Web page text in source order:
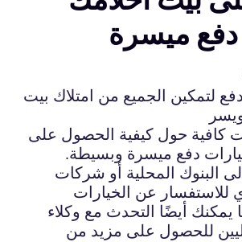
دفع ميسرة
لتمكين الجميع من امتلاك بيت
كافية حول كيفية الحصول على
دفع ميسرة وبسيطة.
البنوك المحلية أو شركات
للاستفسار عن الخيارات
يمكنك أيضًا التحدث مع وكلاء
للحصول على مزيد من